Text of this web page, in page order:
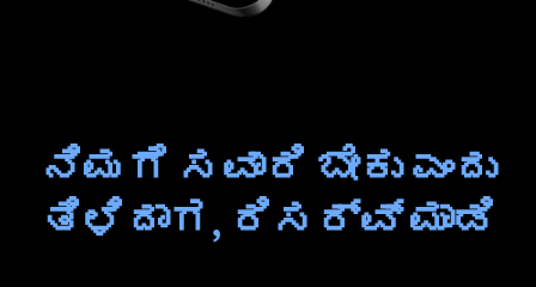
ನಿಮಗೆ ಸವಾರಿ ಬೇಕು ಎಂದು
ತಿಳಿದಾಗ, ರಿಸರ್ವ್ ಮಾಡಿ